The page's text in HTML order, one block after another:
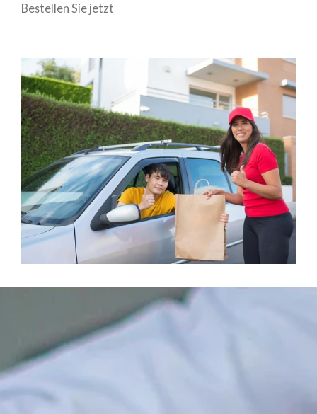
Bestellen Sie jetzt